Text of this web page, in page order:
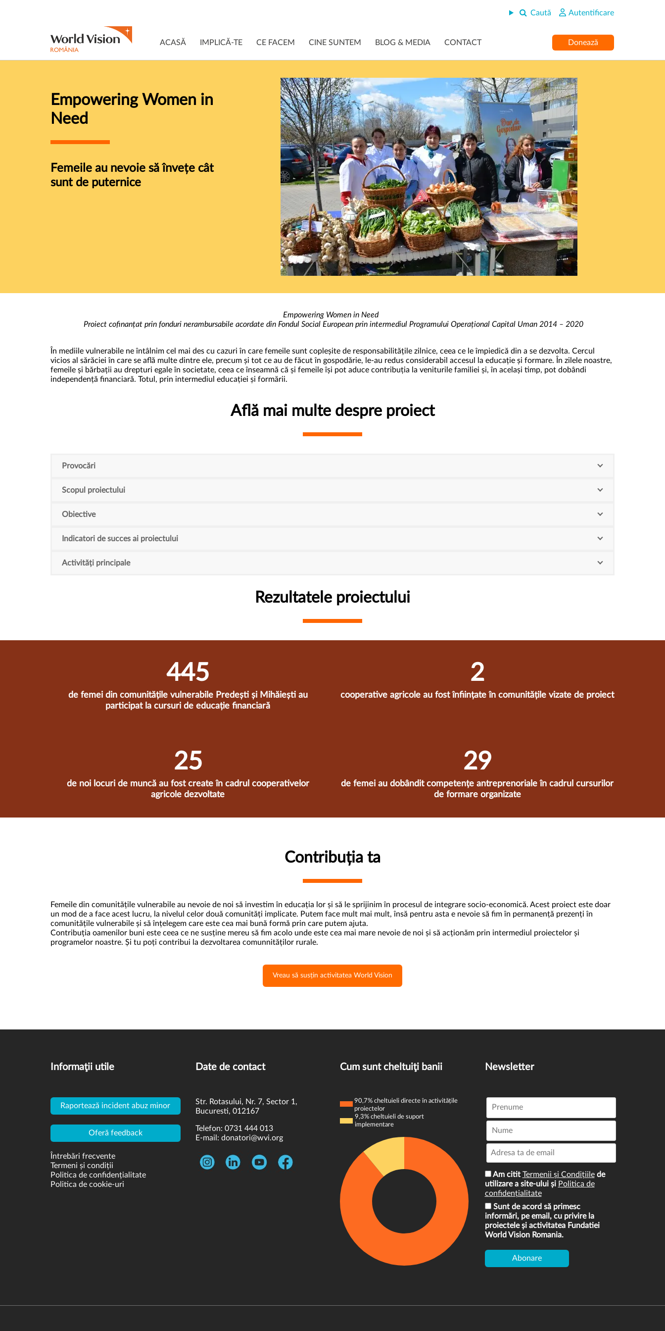
Caută Autentificare
ACASĂ IMPLICĂ-TE CE FACEM CINE SUNTEM BLOG & MEDIA CONTACT Donează
Empowering Women in
Need
Femeile au nevoie să învețe cât
sunt de puternice
Empowering Women in Need
Proiect cofinanțat prin fonduri nerambursabile acordate din Fondul Social European prin intermediul Programului Operațional Capital Uman 2014 – 2020
În mediile vulnerabile ne întâlnim cel mai des cu cazuri în care femeile sunt copleșite de responsabilitățile zilnice, ceea ce le împiedică din a se dezvolta. Cercul
vicios al sărăciei în care se află multe dintre ele, precum și tot ce au de făcut în gospodărie, le-au redus considerabil accesul la educație și formare. În zilele noastre,
femeile și bărbații au drepturi egale în societate, ceea ce înseamnă că și femeile își pot aduce contribuția la veniturile familiei și, în același timp, pot dobândi
independență financiară. Totul, prin intermediul educației și formării.
Află mai multe despre proiect
Provocări
Scopul proiectului
Obiective
Indicatori de succes ai proiectului
Activități principale
Rezultatele proiectului
449
de femei din comunitățile vulnerabile Predești și Mihăiești au
participat la cursuri de educație financiară
2
cooperative agricole au fost înființate în comunitățile vizate de proiect
25
de noi locuri de muncă au fost create în cadrul cooperativelor
agricole dezvoltate
30
de femei au dobândit competențe antreprenoriale în cadrul cursurilor
de formare organizate
Contribuția ta
Femeile din comunitățile vulnerabile au nevoie de noi să investim în educația lor și să le sprijinim în procesul de integrare socio-economică. Acest proiect este doar
un mod de a face acest lucru, la nivelul celor două comunități implicate. Putem face mult mai mult, însă pentru asta e nevoie să fim în permanență prezenți în
comunitățile vulnerabile și să înțelegem care este cea mai bună formă prin care putem ajuta.
Contribuția oamenilor buni este ceea ce ne susține mereu să fim acolo unde este cea mai mare nevoie de noi și să acționăm prin intermediul proiectelor și
programelor noastre. Și tu poți contribui la dezvoltarea comunnităților rurale.
Vreau să susțin activitatea World Vision
Informaţii utile
Raportează incident abuz minor
Oferă feedback
Întrebări frecvente
Termeni și condiții
Politica de confidențialitate
Politica de cookie-uri
Date de contact
Str. Rotasului, Nr. 7, Sector 1,
Bucuresti, 012167
Telefon: 0731 444 013
E-mail: donatori@wvi.org
Cum sunt cheltuiţi banii
90,7% cheltuieli directe în activitățile
proiectelor
9,3% cheltuieli de suport
implementare
Newsletter
Am citit Termenii și Condițiilede
utilizare a site-ului și Politica de
confidențialitate
Sunt de acord să primesc
informări, pe email, cu privire la
proiectele și activitatea Fundatiei
World Vision Romania.